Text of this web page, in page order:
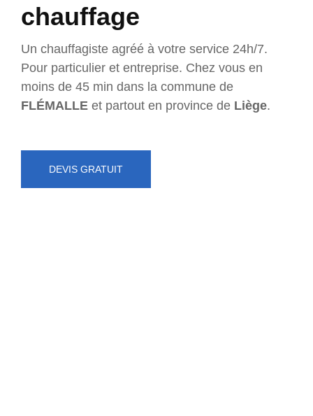
chauffage
Un chauffagiste agréé à votre service 24h/7.
Pour particulier et entreprise. Chez vous en
moins de 45 min dans la commune de
FLÉMALLE et partout en province de Liège.
DEVIS GRATUIT